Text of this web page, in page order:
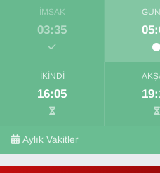
İMSAK
03:35
İKINDI
16:05
Aylık Vakitler